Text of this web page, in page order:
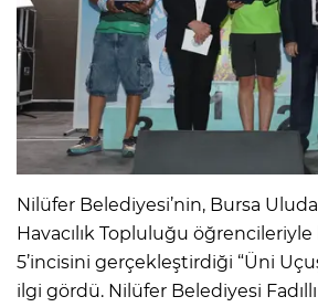
Nilüfer Belediyesi’nin, Bursa
Havacılık Topluluğu öğrencileriyle
5’incisini gerçekleştirdiği “Üni
ilgi gördü. Nilüfer Belediyesi